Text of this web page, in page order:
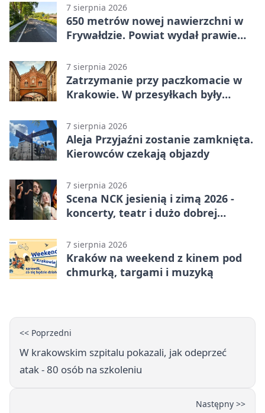
7 sierpnia 2026
650 metrów nowej nawierzchni w
Frywałdzie. Powiat wydał prawie
7 sierpnia 2026
Zatrzymanie przy paczkomacie w
Krakowie. W przesyłkach były
7 sierpnia 2026
Aleja Przyjaźni zostanie zamknięta.
Kierowców czekają objazdy
7 sierpnia 2026
Scena NCK jesienią i zimą 2026 -
koncerty, teatr i dużo dobrej
7 sierpnia 2026
Kraków na weekend z kinem pod
chmurką, targami i muzyką
<< Poprzedni
W krakowskim szpitalu pokazali, jak odeprzeć
atak - 80 osób na szkoleniu
Następny >>